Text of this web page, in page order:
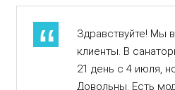
Здравствуйте! Мы
клиенты. В
21 день с 4 июля,
Довольны. Есть